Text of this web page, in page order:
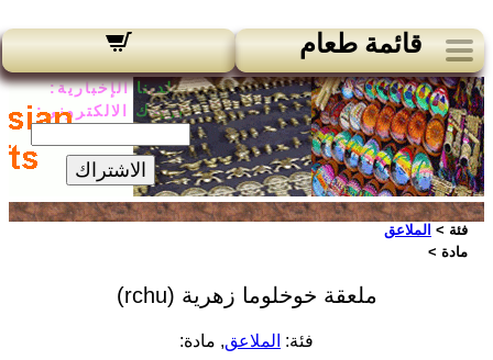
قائمة طعام
لدينا الإخبارية:
بريدك الالكتروني:
الاشتراك
فئة > الملاعق
مادة >
ملعقة خوخلوما زهرية (rchu)
فئة:الملاعق, مادة: